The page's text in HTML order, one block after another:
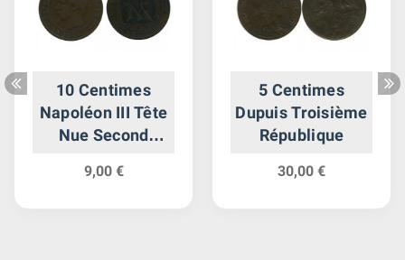
10 Centimes
Napoléon III Tête
Nue Second
9,00 €
5 Centimes
Dupuis Troisième
République
30,00 €